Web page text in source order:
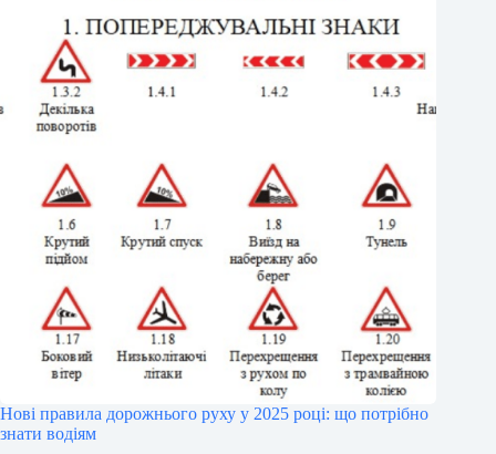
Нові правила дорожнього руху у 2025 році: що потрібно
знати водіям